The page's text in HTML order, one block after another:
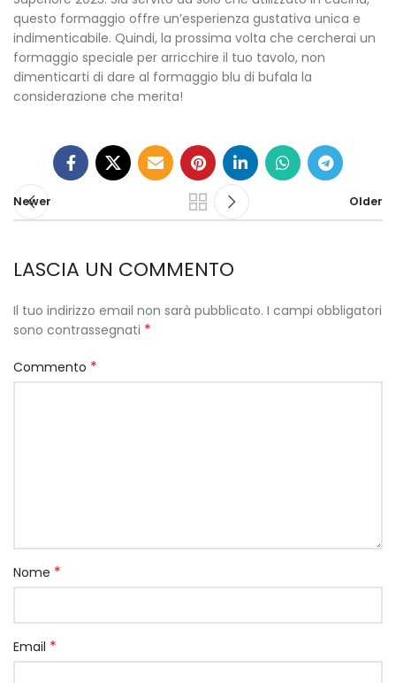
questo formaggio offre un’esperienza gustativa unica e
indimenticabile. Quindi, la prossima volta che cercherai un
formaggio speciale per arricchire il tuo tavolo, non
dimenticarti di dare al formaggio blu di bufala la
considerazione che merita!
Newer Older
LASCIA UN COMMENTO
Il tuo indirizzo email non sarà pubblicato. I campi obbligatori
sono contrassegnati *
Commento *
Nome *
Email *